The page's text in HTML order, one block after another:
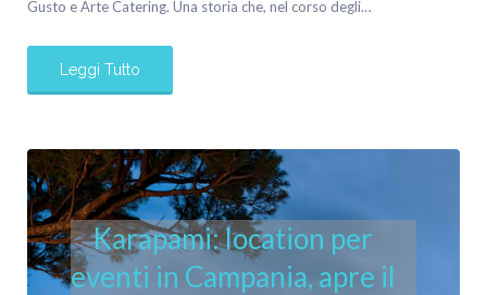
Gusto e Arte Catering. Una storia che, nel corso degli…
Leggi Tutto
Karapami: location per
eventi in Campania, apre il